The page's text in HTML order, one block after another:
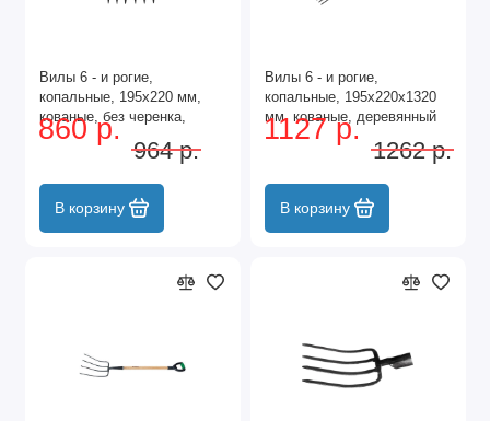
Вилы 6 - и рогие,
копальные, 195х220 мм,
кованые, без черенка,
Арти,
860 р.
964 р.
В корзину
Вилы 6 - и рогие,
копальные, 195х220х1320
мм, кованые, деревянный
черенок, Арти,
1127 р.
1262 р.
В корзину